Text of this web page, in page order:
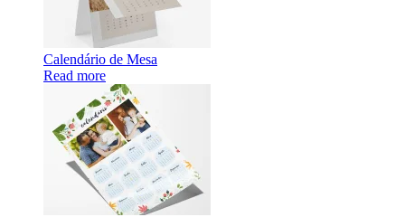
Calendário de Mesa
Read more